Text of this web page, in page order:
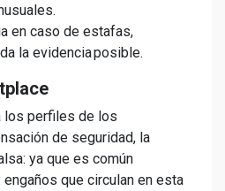
en caso de estafas,
la evidencia posible.
los perfiles de los
de seguridad, la
ya que es común
que circulan en esta